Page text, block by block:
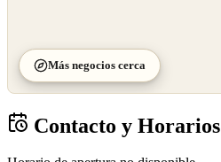
Más negocios cerca
Contacto y Horarios